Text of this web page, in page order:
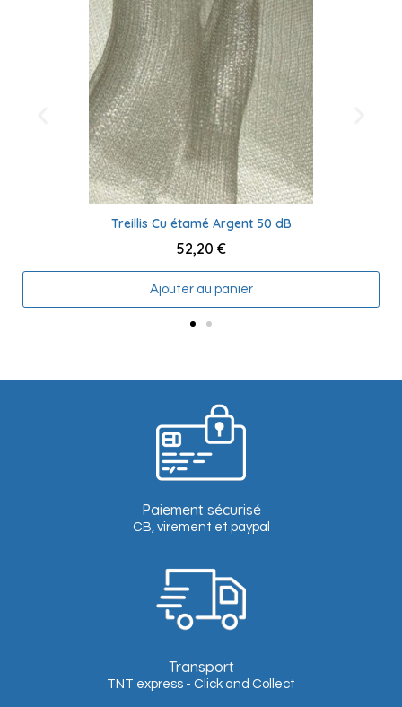
Treillis Cu étamé Argent 50 dB
52,20 €
Ajouter au panier
Paiement sécurisé
CB, virement et paypal
Transport
TNT express - Click and Collect